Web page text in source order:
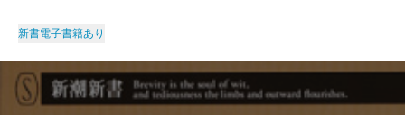
新書電子書籍あり